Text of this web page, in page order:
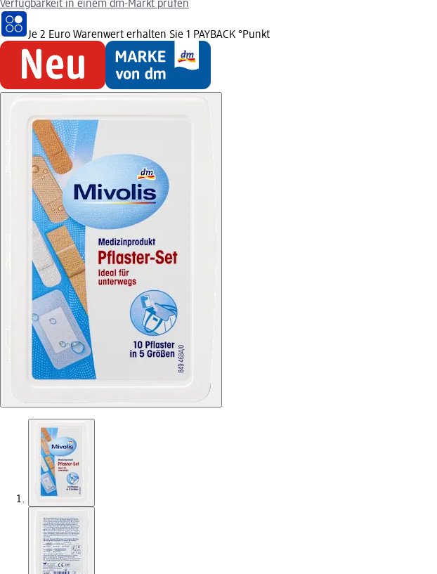
Verfügbarkeit in einem dm-Markt prüfen
Je 2 Euro Warenwert erhalten Sie 1 PAYBACK °Punkt